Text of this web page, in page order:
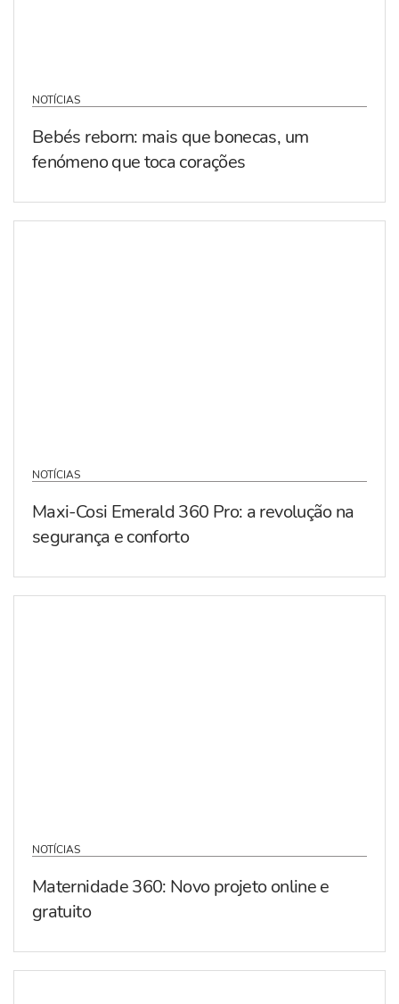
NOTÍCIAS
Bebés reborn: mais que bonecas, um
fenómeno que toca corações
NOTÍCIAS
Maxi-Cosi Emerald 360 Pro: a revolução na
segurança e conforto
NOTÍCIAS
Maternidade 360: Novo projeto online e
gratuito